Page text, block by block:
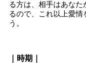
る方は、相手はあな
るので、これ以上愛情
う。
｜時期｜